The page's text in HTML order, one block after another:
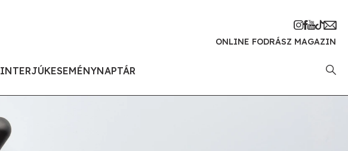
ONLINE FODRÁSZ MAGAZIN
INTERJÚKESEMÉNYNAPTÁR